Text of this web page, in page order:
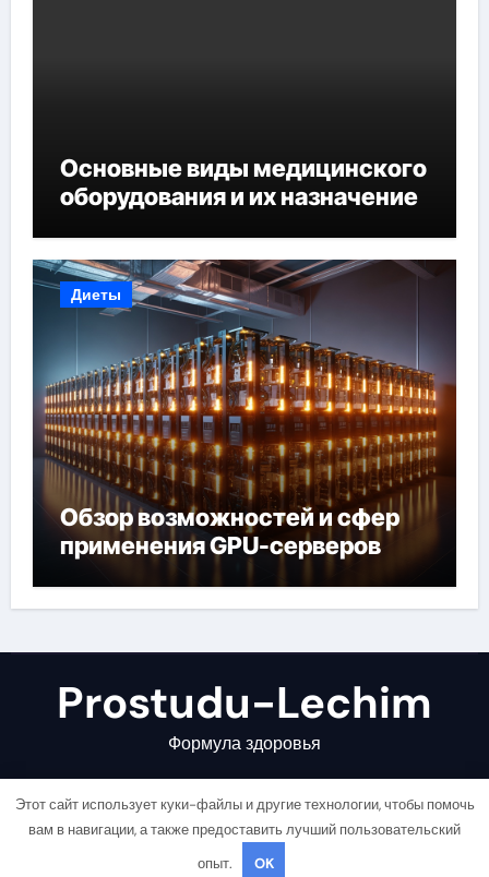
Основные виды медицинского
оборудования и их назначение
Диеты
Обзор возможностей и сфер
применения GPU-серверов
Prostudu-Lechim
Формула здоровья
Copyright © All rights reserved |
Этот сайт использует куки-файлы и другие технологии, чтобы помочь
вам в навигации, а также предоставить лучший пользовательский
опыт.
OK